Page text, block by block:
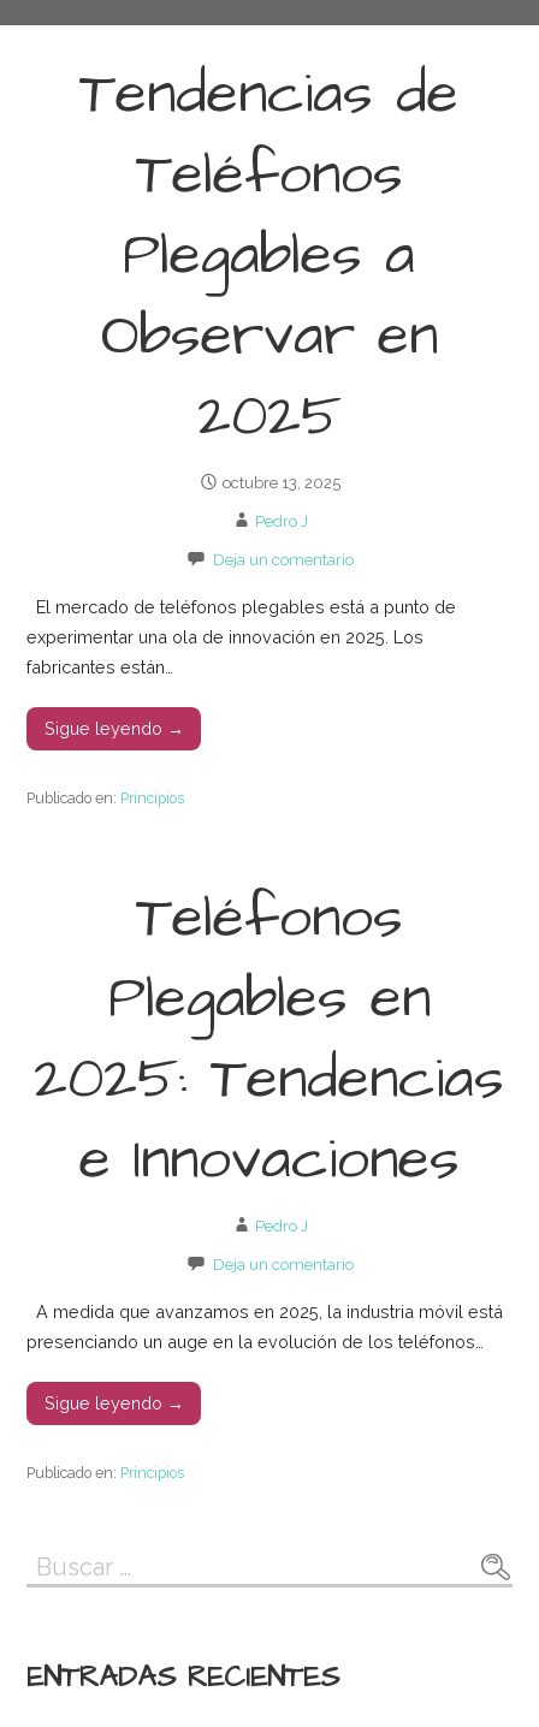
Tendencias de
Teléfonos
Plegables a
Observar en
2025
octubre 13, 2025
Pedro J
Deja un comentario
El mercado de teléfonos plegables está a punto de
experimentar una ola de innovación en 2025. Los
fabricantes están…
Sigue leyendo →
Publicado en: Principios
Teléfonos
Plegables en
2025: Tendencias
e Innovaciones
Pedro J
Deja un comentario
A medida que avanzamos en 2025, la industria móvil está
presenciando un auge en la evolución de los teléfonos…
Sigue leyendo →
Publicado en: Principios
Buscar:
ENTRADAS RECIENTES